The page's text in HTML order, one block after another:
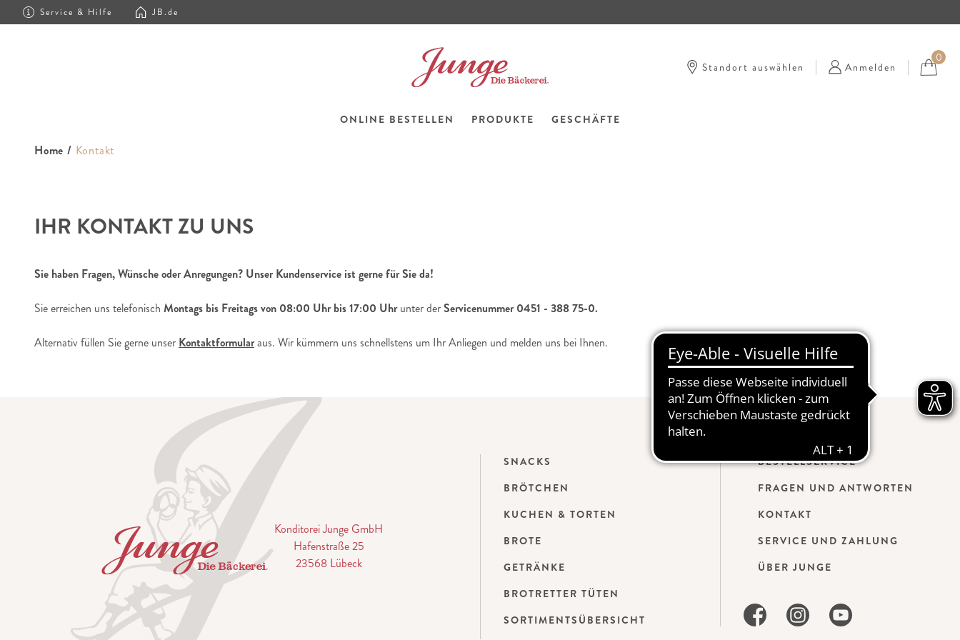
Service & Hilfe JB.de
Standort auswählen Anmelden
0
ONLINE BESTELLEN PRODUKTE GESCHÄFTE
Home / Kontakt
IHR KONTAKT ZU UNS
Sie haben Fragen, Wünsche oder Anregungen? Unser Kundenservice ist gerne für Sie da!
Sie erreichen uns telefonisch Montags bis Freitags von 08:00 Uhr bis 17:00 Uhrunter derServicenummer 0451 - 388 75-0.
Alternativ füllen Sie gerne unser Kontaktformularaus. Wir kümmern uns schnellstens um Ihr Anliegen und melden uns bei Ihnen.
Konditorei Junge GmbH
Hafenstraße 25
23568 Lübeck
SNACKS
BRÖTCHEN
KUCHEN & TORTEN
BROTE
GETRÄNKE
BROTRETTER TÜTEN
SORTIMENTSÜBERSICHT
BESTELLSERVICE
FRAGEN UND ANTWORTEN
KONTAKT
SERVICE UND ZAHLUNG
ÜBER JUNGE